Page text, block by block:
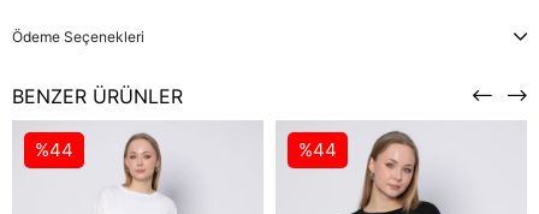
Ödeme Seçenekleri
BENZER ÜRÜNLER
%44 %44